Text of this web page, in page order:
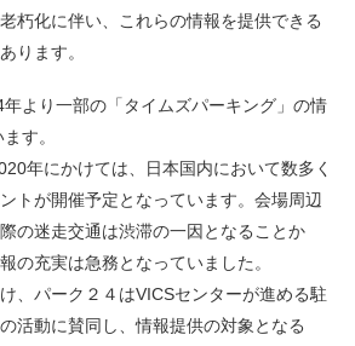
朽化に伴い、これらの情報を提供できる
ります。
より一部の「タイムズパーキング」の情
す。
年にかけては、日本国内において数多く
トが開催予定となっています。会場周辺
の迷走交通は渋滞の一因となることか
の充実は急務となっていました。
、パーク２４はVICSセンターが進める駐
活動に賛同し、情報提供の対象となる